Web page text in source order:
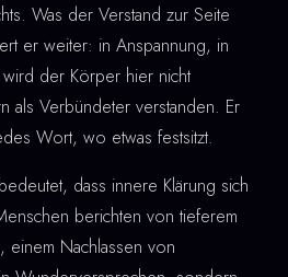
Was der Verstand zur Seite
er weiter: in Anspannung, in
der Körper hier nicht
als Verbündeter verstanden. Er
Wort, wo etwas festsitzt.
dass innere Klärung sich
berichten von tieferem
einem Nachlassen von